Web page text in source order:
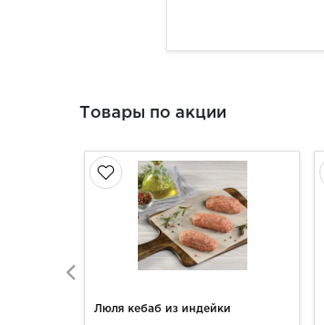
Товары по акции
Люля кебаб из индейки